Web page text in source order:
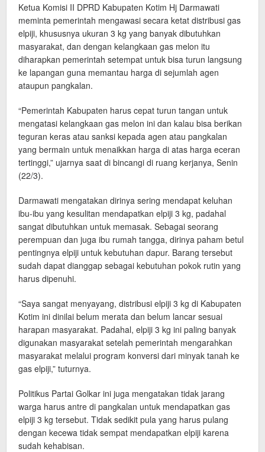
Ketua Komisi II DPRD Kabupaten Kotim Hj Darmawati
meminta pemerintah mengawasi secara ketat distribusi gas
elpiji, khususnya ukuran 3 kg yang banyak dibutuhkan
masyarakat, dan dengan kelangkaan gas melon itu
diharapkan pemerintah setempat untuk bisa turun langsung
ke lapangan guna memantau harga di sejumlah agen
ataupun pangkalan.
“Pemerintah Kabupaten harus cepat turun tangan untuk
mengatasi kelangkaan gas melon ini dan kalau bisa berikan
teguran keras atau sanksi kepada agen atau pangkalan
yang bermain untuk menaikkan harga di atas harga eceran
tertinggi,” ujarnya saat di bincangi di ruang kerjanya, Senin
(22/3).
Darmawati mengatakan dirinya sering mendapat keluhan
ibu-ibu yang kesulitan mendapatkan elpiji 3 kg, padahal
sangat dibutuhkan untuk memasak. Sebagai seorang
perempuan dan juga ibu rumah tangga, dirinya paham betul
pentingnya elpiji untuk kebutuhan dapur. Barang tersebut
sudah dapat dianggap sebagai kebutuhan pokok rutin yang
harus dipenuhi.
“Saya sangat menyayang, distribusi elpiji 3 kg di Kabupaten
Kotim ini dinilai belum merata dan belum lancar sesuai
harapan masyarakat. Padahal, elpiji 3 kg ini paling banyak
digunakan masyarakat setelah pemerintah mengarahkan
masyarakat melalui program konversi dari minyak tanah ke
gas elpiji,” tuturnya.
Politikus Partai Golkar ini juga mengatakan tidak jarang
warga harus antre di pangkalan untuk mendapatkan gas
elpiji 3 kg tersebut. Tidak sedikit pula yang harus pulang
dengan kecewa tidak sempat mendapatkan elpiji karena
sudah kehabisan.